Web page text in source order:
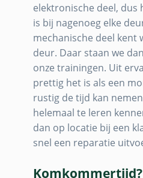
elektronische deel, dus
is bij nagenoeg elke
mechanische deel kent
deur. Daar staan we
onze trainingen. Uit
prettig het is als een
rustig de tijd kan
helemaal te leren
dan op locatie bij een
snel een reparatie